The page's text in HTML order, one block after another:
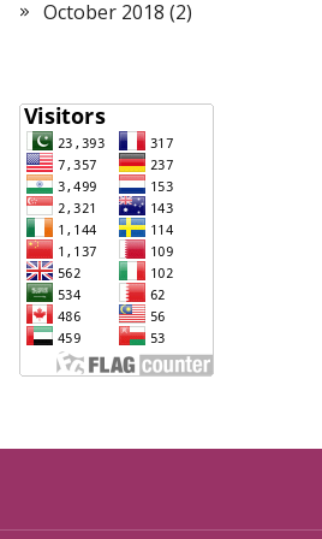
October 2018 (2)